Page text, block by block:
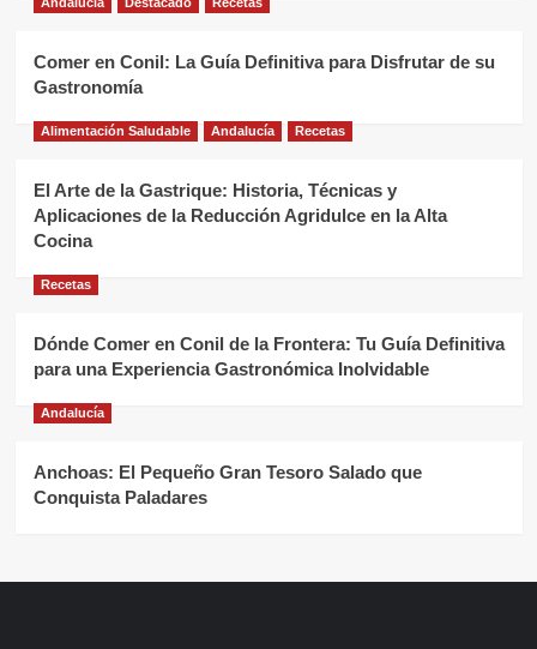
Comer en Conil: La Guía Definitiva para Disfrutar de su
Gastronomía
Alimentación Saludable Andalucía Recetas
El Arte de la Gastrique: Historia, Técnicas y
Aplicaciones de la Reducción Agridulce en la Alta
Cocina
Recetas
Dónde Comer en Conil de la Frontera: Tu Guía Definitiva
para una Experiencia Gastronómica Inolvidable
Andalucía
Anchoas: El Pequeño Gran Tesoro Salado que
Conquista Paladares